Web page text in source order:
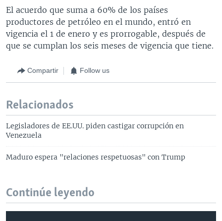
El acuerdo que suma a 60% de los países
productores de petróleo en el mundo, entró en
vigencia el 1 de enero y es prorrogable, después de
que se cumplan los seis meses de vigencia que tiene.
Compartir Follow us
Relacionados
Legisladores de EE.UU. piden castigar corrupción en
Venezuela
Maduro espera "relaciones respetuosas" con Trump
Continúe leyendo